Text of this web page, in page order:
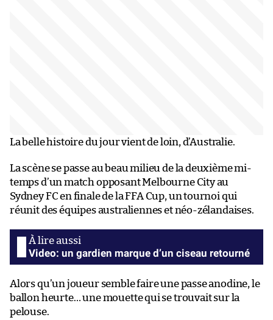
La belle histoire du jour vient de loin, d’Australie.
La scène se passe au beau milieu de la deuxième mi-
temps d’un match opposant Melbourne City au
Sydney FC en finale de la FFA Cup, un tournoi qui
réunit des équipes australiennes et néo-zélandaises.
Video: un gardien marque d’un ciseau retourné
Alors qu’un joueur semble faire une passe anodine, le
ballon heurte… une mouette qui se trouvait sur la
pelouse.